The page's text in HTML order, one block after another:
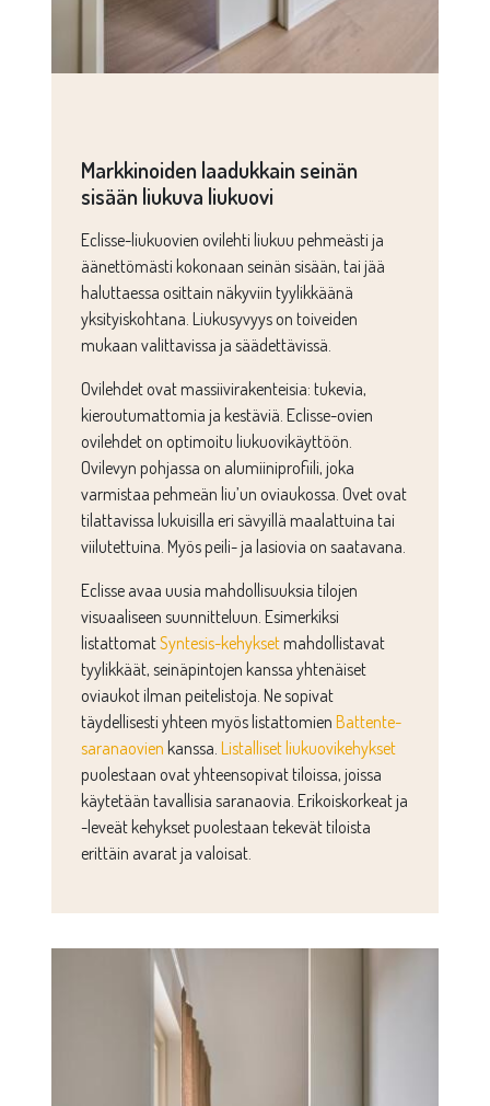
Markkinoiden laadukkain seinän
sisään liukuva liukuovi
Eclisse-liukuovien ovilehti liukuu pehmeästi ja
äänettömästi kokonaan seinän sisään, tai jää
haluttaessa osittain näkyviin tyylikkäänä
yksityiskohtana. Liukusyvyys on toiveiden
mukaan valittavissa ja säädettävissä.
Ovilehdet ovat massiivirakenteisia: tukevia,
kieroutumattomia ja kestäviä. Eclisse-ovien
ovilehdet on optimoitu liukuovikäyttöön.
Ovilevyn pohjassa on alumiiniprofiili, joka
varmistaa pehmeän liu’un oviaukossa. Ovet ovat
tilattavissa lukuisilla eri sävyillä maalattuina tai
viilutettuina. Myös peili- ja lasiovia on saatavana.
Eclisse avaa uusia mahdollisuuksia tilojen
visuaaliseen suunnitteluun. Esimerkiksi
listattomatSyntesis-kehyksetmahdollistavat
tyylikkäät, seinäpintojen kanssa yhtenäiset
oviaukot ilman peitelistoja. Ne sopivat
täydellisesti yhteen myös listattomienBattente-
saranaovien kanssa.Listalliset liukuovikehykset
puolestaan ovat yhteensopivat tiloissa, joissa
käytetään tavallisia saranaovia. Erikoiskorkeat ja
-leveät kehykset puolestaan tekevät tiloista
erittäin avarat ja valoisat.